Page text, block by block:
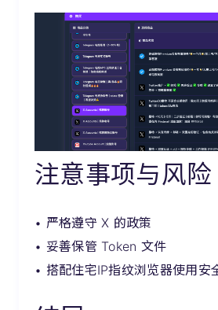
注意事项与风险
• 严格遵守 X 的政策
• 妥善保管 Token 文件
• 搭配住宅IP指纹浏览器使用安